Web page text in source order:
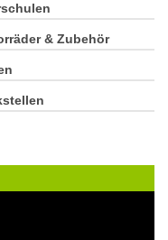
& Zubehör